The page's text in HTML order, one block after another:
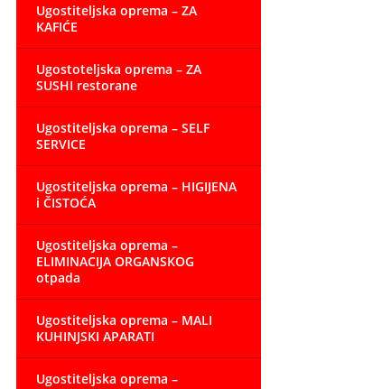
Ugostiteljska oprema – ZA
KAFIĆE
Ugostoteljska oprema – ZA
SUSHI restorane
Ugostiteljska oprema – SELF
SERVICE
Ugostiteljska oprema – HIGIJENA
i ČISTOĆA
Ugostiteljska oprema –
ELIMINACIJA ORGANSKOG
otpada
Ugostiteljska oprema – MALI
KUHINJSKI APARATI
Ugostiteljska oprema –